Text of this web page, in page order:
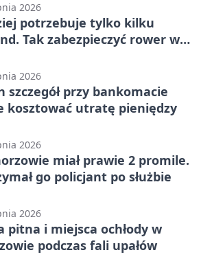
2026
potrzebuje tylko kilku
Tak zabezpieczyć rower w
2026
szczegół przy bankomacie
kosztować utratę pieniędzy
2026
miał prawie 2 promile.
go policjant po służbie
2026
pitna i miejsca ochłody w
podczas fali upałów